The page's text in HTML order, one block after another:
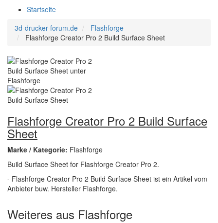
Startseite
3d-drucker-forum.de
Flashforge
Flashforge Creator Pro 2 Build Surface Sheet
Flashforge Creator Pro 2 Build Surface
Sheet
Marke / Kategorie: Flashforge
Build Surface Sheet for Flashforge Creator Pro 2.
- Flashforge Creator Pro 2 Build Surface Sheet ist ein Artikel vom
Anbieter buw. Hersteller Flashforge.
Weiteres aus Flashforge